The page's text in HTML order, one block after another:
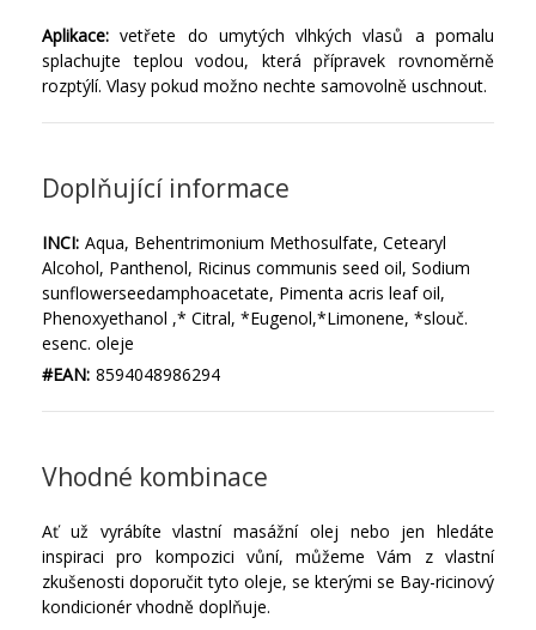
Aplikace: vetřete do umytých vlhkých vlasů a pomalu
splachujte teplou vodou, která přípravek rovnoměrně
rozptýlí. Vlasy pokud možno nechte samovolně uschnout.
Doplňující informace
INCI: Aqua, Behentrimonium Methosulfate, Cetearyl
Alcohol, Panthenol, Ricinus communis seed oil, Sodium
sunflowerseedamphoacetate, Pimenta acris leaf oil,
Phenoxyethanol ,* Citral, *Eugenol,*Limonene, *slouč.
esenc. oleje
#EAN: 8594048986294
Vhodné kombinace
Ať už vyrábíte vlastní masážní olej nebo jen hledáte
inspiraci pro kompozici vůní, můžeme Vám z vlastní
zkušenosti doporučit tyto oleje, se kterými se Bay-ricinový
kondicionér vhodně doplňuje.